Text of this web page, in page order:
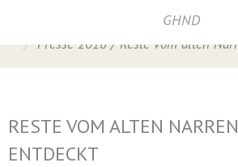
Neustädter
Presse 2018 / Reste vom alten
RESTE VOM ALTEN
ENTDECKT
GHND